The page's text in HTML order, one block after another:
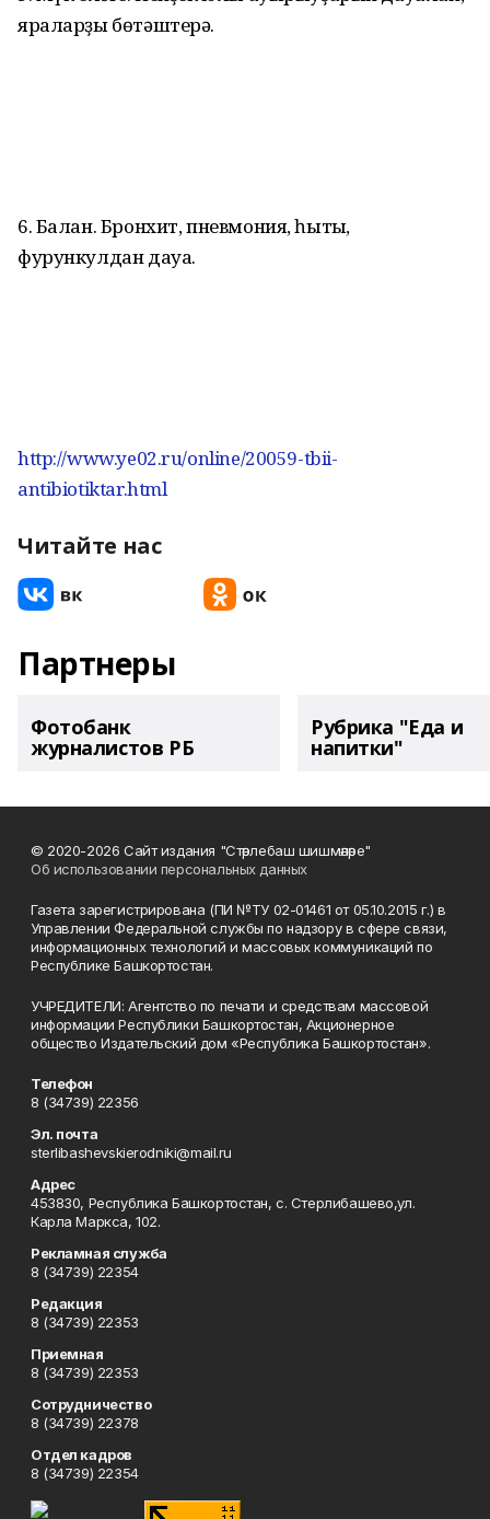
яраларҙы бөтәштерә.
6. Балан. Бронхит, пневмония, һытҡы,
фурункулдан дауа.
http://www.ye02.ru/online/20059-tbii-
antibiotiktar.html
Читайте нас
Партнеры
Фотобанк
журналистов РБ
Рубрика "Еда и
напитки"
© 2020-2026 Сайт издания "Стәрлебаш шишмәләре"
Об использовании персональных данных
Газета зарегистрирована (ПИ №ТУ 02-01461 от 05.10.2015 г.) в
Управлении Федеральной службы по надзору в сфере связи,
информационных технологий и массовых коммуникаций по
Республике Башкортостан.
УЧРЕДИТЕЛИ: Агентство по печати и средствам массовой
информации Республики Башкортостан, Акционерное
общество Издательский дом «Республика Башкортостан».
Телефон
8 (34739) 22356
Эл. почта
sterlibashevskierodniki@mail.ru
Адрес
453830, Республика Башкортостан, c. Стерлибашево,ул.
Карла Маркса, 102.
Рекламная служба
8 (34739) 22354
Редакция
8 (34739) 22353
Приемная
8 (34739) 22353
Сотрудничество
8 (34739) 22378
Отдел кадров
8 (34739) 22354